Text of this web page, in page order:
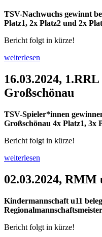
TSV-Nachwuchs gewinnt
Platz1, 2x Platz2 und 2x
Bericht folgt in kürze!
weiterlesen
16.03.2024,
Großschönau
TSV-Spieler*innen
Großschönau 4x Platz1, 3x
Bericht folgt in kürze!
weiterlesen
02.03.2024, RMM
Kindermannschaft u11
Bericht folgt in kürze!